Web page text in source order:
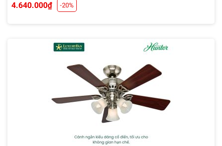
4.640.000₫ -20%